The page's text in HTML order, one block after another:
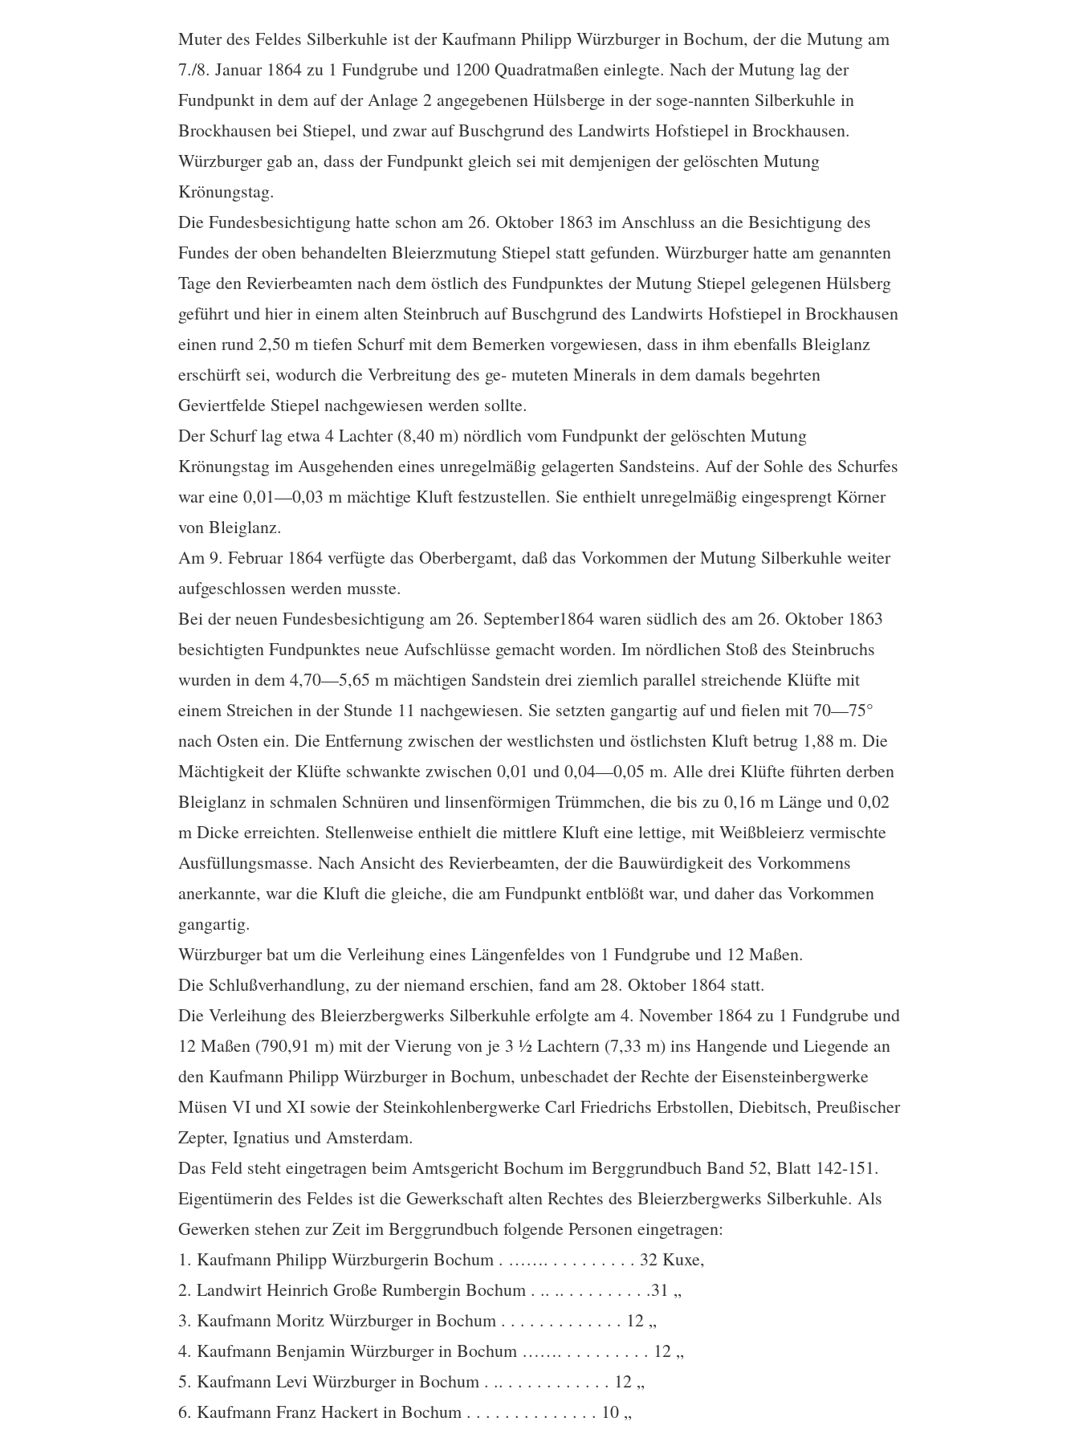
Muter des Feldes Silberkuhle ist der Kaufmann Philipp Würzburger in Bochum, der die Mutung am
7./8. Januar 1864 zu 1 Fundgrube und 1200 Quadratmaßen einlegte. Nach der Mutung lag der
Fundpunkt in dem auf der Anlage 2 angegebenen Hülsberge in der soge-nannten Silberkuhle in
Brockhausen bei Stiepel, und zwar auf Buschgrund des Landwirts Hofstiepel in Brockhausen.
Würzburger gab an, dass der Fundpunkt gleich sei mit demjenigen der gelöschten Mutung
Krönungstag.
Die Fundesbesichtigung hatte schon am 26. Oktober 1863 im Anschluss an die Besichtigung des
Fundes der oben behandelten Bleierzmutung Stiepel statt gefunden. Würzburger hatte am genannten
Tage den Revierbeamten nach dem östlich des Fundpunktes der Mutung Stiepel gelegenen Hülsberg
geführt und hier in einem alten Steinbruch auf Buschgrund des Landwirts Hofstiepel in Brockhausen
einen rund 2,50 m tiefen Schurf mit dem Bemerken vorgewiesen, dass in ihm ebenfalls Bleiglanz
erschürft sei, wodurch die Verbreitung des ge- muteten Minerals in dem damals begehrten
Geviertfelde Stiepel nachgewiesen werden sollte.
Der Schurf lag etwa 4 Lachter (8,40 m) nördlich vom Fundpunkt der gelöschten Mutung
Krönungstag im Ausgehenden eines unregelmäßig gelagerten Sandsteins. Auf der Sohle des Schurfes
war eine 0,01—0,03 m mächtige Kluft festzustellen. Sie enthielt unregelmäßig eingesprengt Körner
von Bleiglanz.
Am 9. Februar 1864 verfügte das Oberbergamt, daß das Vorkommen der Mutung Silberkuhle weiter
aufgeschlossen werden musste.
Bei der neuen Fundesbesichtigung am 26. September1864 waren südlich des am 26. Oktober 1863
besichtigten Fundpunktes neue Aufschlüsse gemacht worden. Im nördlichen Stoß des Steinbruchs
wurden in dem 4,70—5,65 m mächtigen Sandstein drei ziemlich parallel streichende Klüfte mit
einem Streichen in der Stunde 11 nachgewiesen. Sie setzten gangartig auf und fielen mit 70—75°
nach Osten ein. Die Entfernung zwischen der westlichsten und östlichsten Kluft betrug 1,88 m. Die
Mächtigkeit der Klüfte schwankte zwischen 0,01 und 0,04—0,05 m. Alle drei Klüfte führten derben
Bleiglanz in schmalen Schnüren und linsenförmigen Trümmchen, die bis zu 0,16 m Länge und 0,02
m Dicke erreichten. Stellenweise enthielt die mittlere Kluft eine lettige, mit Weißbleierz vermischte
Ausfüllungsmasse. Nach Ansicht des Revierbeamten, der die Bauwürdigkeit des Vorkommens
anerkannte, war die Kluft die gleiche, die am Fundpunkt entblößt war, und daher das Vorkommen
gangartig.
Würzburger bat um die Verleihung eines Längenfeldes von 1 Fundgrube und 12 Maßen.
Die Schlußverhandlung, zu der niemand erschien, fand am 28. Oktober 1864 statt.
Die Verleihung des Bleierzbergwerks Silberkuhle erfolgte am 4. November 1864 zu 1 Fundgrube und
12 Maßen (790,91 m) mit der Vierung von je 3 ½ Lachtern (7,33 m) ins Hangende und Liegende an
den Kaufmann Philipp Würzburger in Bochum, unbeschadet der Rechte der Eisensteinbergwerke
Müsen VI und XI sowie der Steinkohlenbergwerke Carl Friedrichs Erbstollen, Diebitsch, Preußischer
Zepter, Ignatius und Amsterdam.
Das Feld steht eingetragen beim Amtsgericht Bochum im Berggrundbuch Band 52, Blatt 142-151.
Eigentümerin des Feldes ist die Gewerkschaft alten Rechtes des Bleierzbergwerks Silberkuhle. Als
Gewerken stehen zur Zeit im Berggrundbuch folgende Personen eingetragen:
1. Kaufmann Philipp Würzburgerin Bochum . ……. . . . . . . . . . 32 Kuxe,
2. Landwirt Heinrich Große Rumbergin Bochum . .. .. . . . . . . . . .31 „
3. Kaufmann Moritz Würzburger in Bochum . . . . . . . . . . . . . 12 „
4. Kaufmann Benjamin Würzburger in Bochum ……. . . . . . . . . . 12 „
5. Kaufmann Levi Würzburger in Bochum . .. . . . . . . . . . . . 12 „
6. Kaufmann Franz Hackert in Bochum . . . . . . . . . . . . . . 10 „